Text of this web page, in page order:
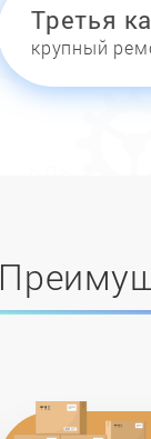
Третья
крупный